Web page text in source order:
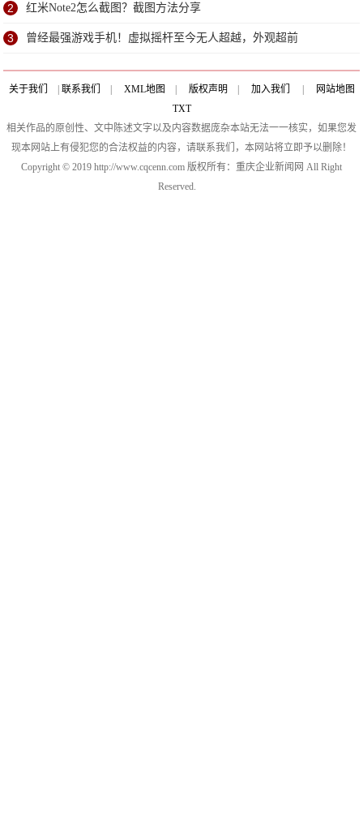
2 红米Note2怎么截图？截图方法分享
3 曾经最强游戏手机！虚拟摇杆至今无人超越，外观超前
关于我们 | 联系我们 | XML地图 | 版权声明 | 加入我们 |
网站地图
TXT
相关作品的原创性、文中陈述文字以及内容数据庞杂本站无法一一核实，如果您发
现本网站上有侵犯您的合法权益的内容，请联系我们，本网站将立即予以删除！
Copyright © 2019 http://www.cqcenn.com 版权所有：重庆企业新闻网 All Right
Reserved.